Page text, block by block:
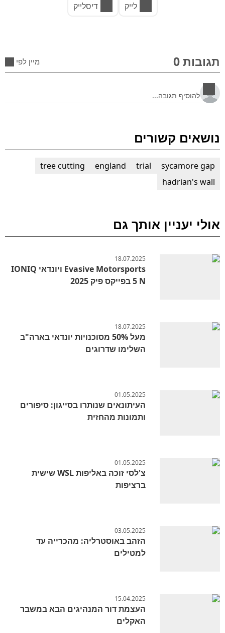
לייק דיסלייק
תגובות 0 מיין לפי
נושאים קשורים
sycamore gap
trial
england
tree cutting
hadrian's wall
אולי יעניין אותך גם
18.07.2025
Evasive Motorsports ויונדאי IONIQ
5 N בפייקס פיק 2025
18.07.2025
מעל 50% מסוכנויות יונדאי בארה"ב
השלימו שדרוגים
01.05.2025
העיתונאים שנותרו בסייגון: סיפורים
ותמונות מהחזית
01.05.2025
צ'לסי זוכה באליפות WSL שישית
ברציפות
03.05.2025
הזהב באוסטרליה: מהכרייה עד
למטילים
15.04.2025
העצמת דור המנהיגים הבא במשבר
האקלים